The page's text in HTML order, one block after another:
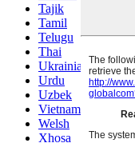
Tajik
Tamil
Telugu
Thai
Ukrainian
Urdu
Uzbek
Vietnamese
Welsh
Xhosa